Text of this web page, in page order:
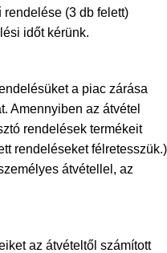
(3 db felett)
időt kérünk.
a piac zárása
Amennyiben az átvétel
rendelések termékeit
rendeléseket félretesszük.)
átvétellel, az
az átvételtől számított